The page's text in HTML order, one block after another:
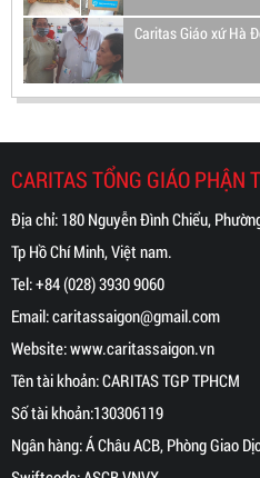
Caritas Giáo xứ Hà
CARITAS TỔNG GIÁO PHẬN
Địa chỉ: 180 Nguyễn Đình Chiểu,
Tp Hồ Chí Minh, Việt nam.
Tel:+84 (028) 3930 9060
Email:caritassaigon@gmail.com
Website:www.caritassaigon.vn
Tên tài khoản: CARITAS TGP TPHCM
Số tài khoản:130306119
Ngân hàng: Á Châu ACB, Phòng Giao